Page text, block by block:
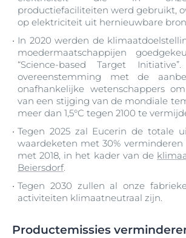
productiefaciliteiten werd gebruikt,
op elektriciteit uit hernieuwbare
In 2020 werden de
moedermaatschappijen
“Science-based Target
overeenstemming met de
onafhankelijke wetenschappers
van een stijging van de mondiale
meer dan 1,5°C tegen 2100 te
Tegen 2025 zal Eucerin de totale
waardeketen met 30%
met 2018, in het kader van de
Beiersdorf.
Tegen 2030 zullen al onze
activiteiten klimaatneutraal zijn.
Productemissies